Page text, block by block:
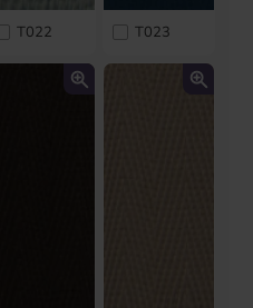
T022 T023